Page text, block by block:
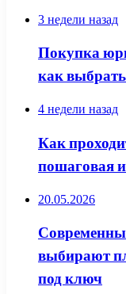
3 недели назад
Покупка
как
4 недели назад
Как
пошаговая
20.05.2026
выбирают
под ключ